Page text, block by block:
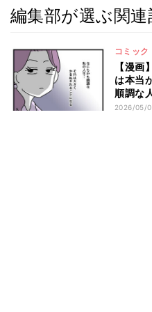
編集部が選ぶ関連
コミック
【漫画
は本当
順調な
ぎ始
2026/05/